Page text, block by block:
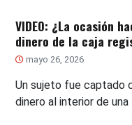
VIDEO: ¿La ocasión
dinero de la caja
mayo 26, 2026
Un sujeto fue captado
dinero al interior de